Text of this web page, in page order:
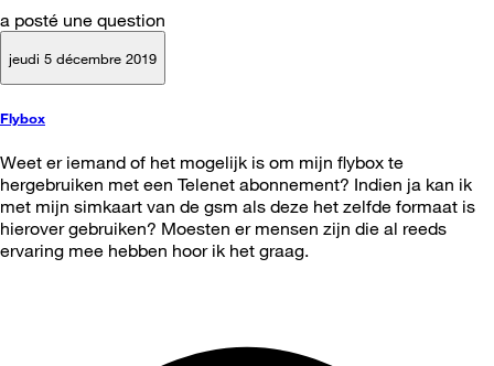
a posté une question
jeudi 5 décembre 2019
Flybox
Weet er iemand of het mogelijk is om mijn flybox te
hergebruiken met een Telenet abonnement? Indien ja kan ik
met mijn simkaart van de gsm als deze het zelfde formaat is
hierover gebruiken? Moesten er mensen zijn die al reeds
ervaring mee hebben hoor ik het graag.